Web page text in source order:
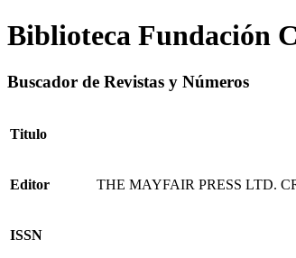
Biblioteca Fundación
Buscador de Revistas y Números
Titulo
Editor THE MAYFAIR PRESS LTD.
ISSN